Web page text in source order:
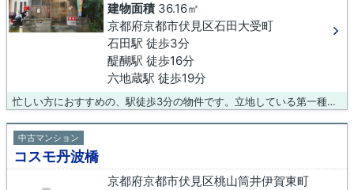
建物面積36.16㎡
京都府京都市伏見区石田大受町
石田駅 徒歩3分
醍醐駅 徒歩16分
六地蔵駅 徒歩19分
忙しい方におすすめの、駅徒歩3分の物件です。立地している第一種中高層住居専用地域は、病院や老人福祉センターなどの医療福祉施設も建てることができます。平坦地なので、工事自体も進めやすく、工事時間も短くなりやすいですよ。土地面積は44.59㎡(公簿)でイチオシ。京都市伏見区の石田近くでマイホームを求めるのであれば、物件情報を豊富に取り扱う当社までお問い合わせください。
中古マンション
コスモ丹波橋
京都府京都市伏見区桃山筒井伊賀東町